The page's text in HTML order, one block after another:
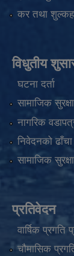
कर तथा
विधुतीय
घटना दर्ता
सामाजिक सुरक्षा
नागरिक
निवेदनको ढाँचा
सामाजिक सुरक्षा
प्रतिवेदन
वार्षिक प्रगति
चौमासिक